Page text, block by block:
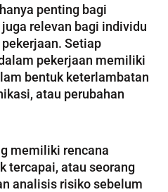
penting bagi
relevan bagi individu
Setiap
pekerjaan memiliki
bentuk keterlambatan
atau perubahan
memiliki rencana
tercapai, atau seorang
analisis risiko sebelum